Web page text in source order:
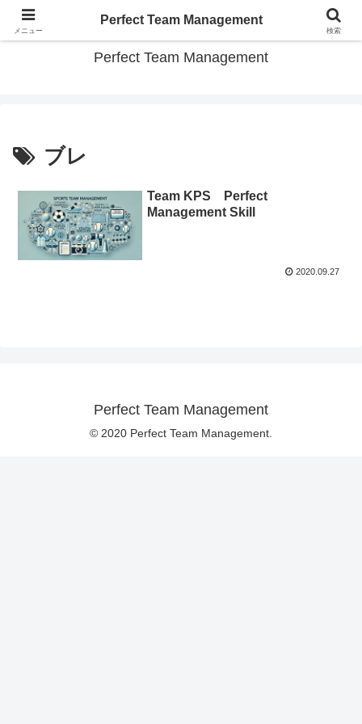
スポーツチーム パーフェクト運営のコツ教えます
Perfect Team Management
ブレ
Team KPS Perfect
Management Skill
2020.09.27
Perfect Team Management
© 2020 Perfect Team Management.
メニュー
Perfect Team Management
検索